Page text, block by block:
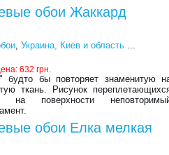
обои Жаккард
,Украина, Киев и область ...
632 грн.
будто бы повторяет знаменитую
ткань. Рисунок
на поверхности
обои Елка мелкая